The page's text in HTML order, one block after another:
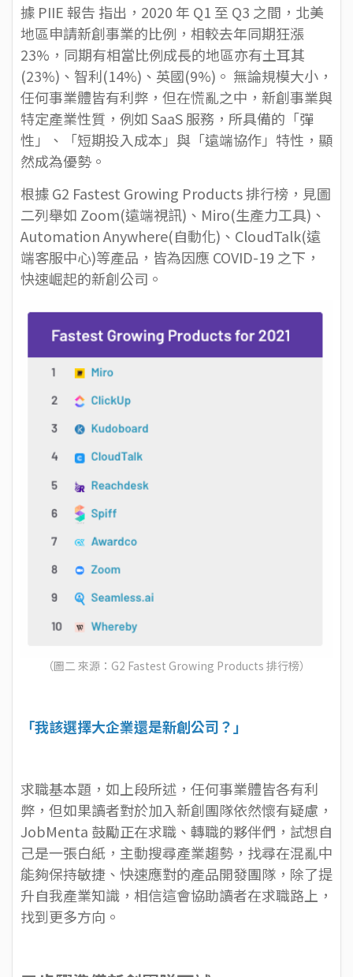
據 PIIE 報告 指出，2020 年 Q1 至 Q3 之間，北美
地區申請新創事業的比例，相較去年同期狂漲
23%，同期有相當比例成長的地區亦有土耳其
(23%)、智利(14%)、英國(9%)。 無論規模大小，
任何事業體皆有利弊，但在慌亂之中，新創事業與
特定產業性質，例如 SaaS 服務，所具備的「彈
性」、「短期投入成本」與「遠端協作」特性，顯
然成為優勢。
根據G2 Fastest Growing Products排行榜，見圖
二列舉如 Zoom(遠端視訊)、 Miro(生產力工具)、
Automation Anywhere(自動化)、 CloudTalk(遠
端客服中心)等產品，皆為因應 COVID-19 之下，
快速崛起的新創公司。
（圖二 來源： G2 Fastest Growing Products 排行榜）
「我該選擇大企業還是新創公司？」
求職基本題，如上段所述，任何事業體皆各有利
弊，但如果讀者對於加入新創團隊依然懷有疑慮，
JobMenta 鼓勵正在求職、轉職的夥伴們，試想自
己是一張白紙，主動搜尋產業趨勢，找尋在混亂中
能夠保持敏捷、快速應對的產品開發團隊，除了提
升自我產業知識，相信這會協助讀者在求職路上，
找到更多方向。